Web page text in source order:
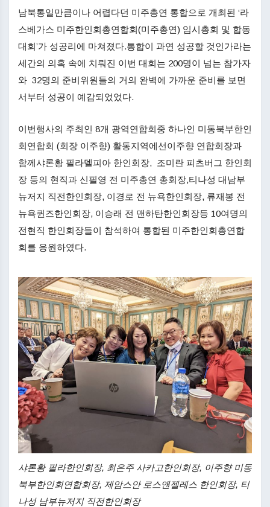
남북통일만큼이나 어렵다던 미주총연 통합으로 개최된 ‘라
스베가스 미주한인회총연합회(미주총연) 임시총회 및 합동
대회’가 성공리에 마쳐졌다.통합이 과연 성공할 것인가라는
세간의 의혹 속에 치뤄진 이번 대회는 200명이 넘는 참가자
와 32명의 준비위원들의 거의 완벽에 가까운 준비를 보면
서부터 성공이 예감되었었다.
이번행사의 주최인 8개 광역연합회중 하나인 미동북부한인
회연합회 (회장 이주향) 활동지역에선이주향 연합회장과
함께샤론황 필라델피아 한인회장, 조미란 피츠버그 한인회
장 등의 현직과 신필영 전 미주총연 총회장,티나성 대남부
뉴저지 직전한인회장, 이경로 전 뉴욕한인회장, 류재봉 전
뉴욕퀸즈한인회장, 이승래 전 맨하탄한인회장등 10여명의
전현직 한인회장들이 참석하여 통합된 미주한인회총연합
회를 응원하였다.
샤론황 필라한인회장, 최은주 사카고한인회장, 이주향 미동
북부한인회연합회장, 제암스안 로스앤젤레스 한인회장, 티
나성 남부뉴저지 직전한인회장